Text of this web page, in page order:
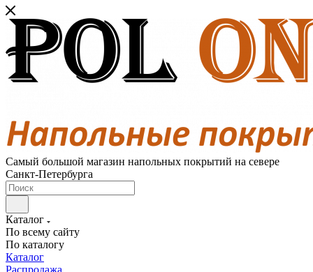
Самый большой магазин напольных покрытий на севере
Санкт-Петербурга
Каталог
По всему сайту
По каталогу
Каталог
Распродажа